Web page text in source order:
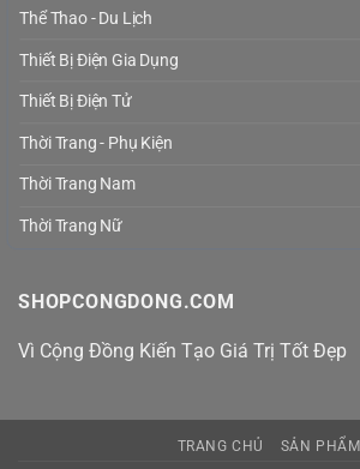
Thể Thao - Du Lịch
Thiết Bị Điện Gia Dụng
Thiết Bị Điện Tử
Thời Trang - Phụ Kiện
Thời Trang Nam
Thời Trang Nữ
SHOPCONGDONG.COM
Vì Cộng Đồng Kiến Tạo Giá Trị Tốt Đẹp
TRANG CHỦ SẢN PHẨM